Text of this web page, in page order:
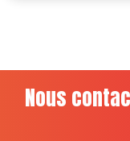
Nous